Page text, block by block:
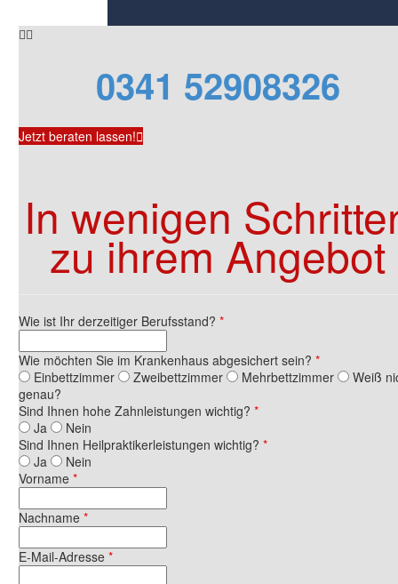

0341 52908326
Jetzt beraten lassen!
In wenigen
zu ihrem Angebot
Wie ist Ihr derzeitiger Berufsstand? *
Wie möchten Sie im Krankenhaus abgesichert sein? *
Einbettzimmer
Zweibettzimmer Mehrbettzimmer
Weiß
genau?
Sind Ihnen hohe Zahnleistungen wichtig? *
Ja
Nein
Sind Ihnen Heilpraktikerleistungen wichtig? *
Ja
Nein
Vorname *
Nachname *
E-Mail-Adresse *